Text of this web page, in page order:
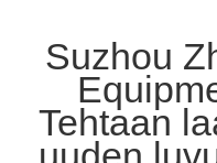
Suzhou
Tehtaan